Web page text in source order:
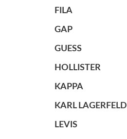
FILA
GAP
GUESS
HOLLISTER
KAPPA
KARL LAGERFELD
LEVIS